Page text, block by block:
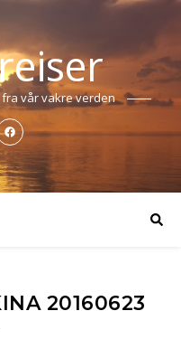
vår vakre verden
20160623